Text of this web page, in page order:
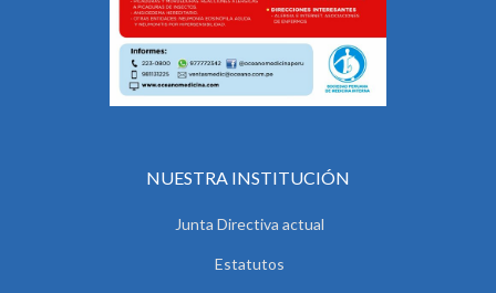
NUESTRA INSTITUCIÓN
Junta Directiva actual
Estatutos